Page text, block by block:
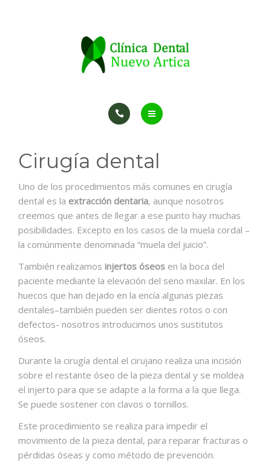
CLÍNICA
TRATAMIENTOS
PROMOCIONES
CONTACTO
Cirugía dental
Uno de los procedimientos más comunes en cirugía
dental es la extracción dentaria, aunque nosotros
creemos que antes de llegar a ese punto hay muchas
posibilidades. Excepto en los casos de la muela cordal –
la comúnmente denominada “muela del juicio”.
También realizamos injertos óseos en la boca del
paciente mediante la elevación del seno maxilar. En los
huecos que han dejado en la encía algunas piezas
dentales–también pueden ser dientes rotos o con
defectos- nosotros introducimos unos sustitutos
óseos.
Durante la cirugía dental el cirujano realiza una incisión
sobre el restante óseo de la pieza dental y se moldea
el injerto para que se adapte a la forma a la que llega.
Se puede sostener con clavos o tornillos.
Este procedimiento se realiza para impedir el
movimiento de la pieza dental, para reparar fracturas o
pérdidas óseas y como método de prevención.